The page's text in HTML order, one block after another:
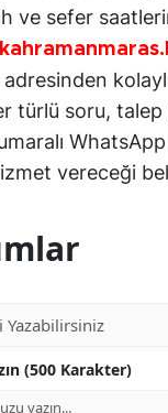
ve sefer
türlü soru,
vereceği
(500 Karakter)